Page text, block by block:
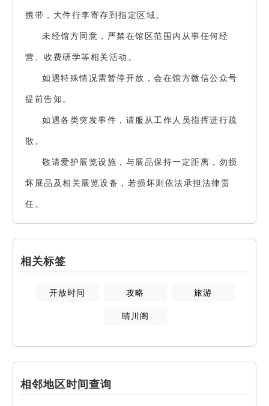
携带，大件行李寄存到指定区域。
未经馆方同意，严禁在馆区范围内从事任何经
营、收费研学等相关活动。
如遇特殊情况需暂停开放，会在馆方微信公众号
提前告知。
如遇各类突发事件，请服从工作人员指挥进行疏
散。
敬请爱护展览设施，与展品保持一定距离，勿损
坏展品及相关展览设备，若损坏则依法承担法律责
任。
相关标签
开放时间 攻略 旅游
晴川阁
相邻地区时间查询